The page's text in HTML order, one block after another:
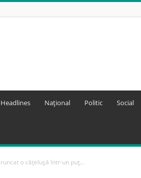
Headlines Național Politic Social
o cățelușă într-un puț...